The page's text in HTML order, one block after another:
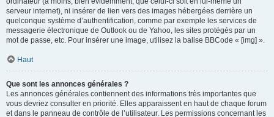
serveur internet), ni insérer de lien vers des images hébergées derrière un
quelconque système d’authentification, comme par exemple les services de
messagerie électronique de Outlook ou de Yahoo, les sites protégés par un
mot de passe, etc. Pour insérer une image, utilisez la balise BBCode « [img] ».
Haut
Que sont les annonces générales ?
Les annonces générales contiennent des informations très importantes que
vous devriez consulter en priorité. Elles apparaissent en haut de chaque forum
et dans le panneau de contrôle de l’utilisateur. Les permissions concernant les